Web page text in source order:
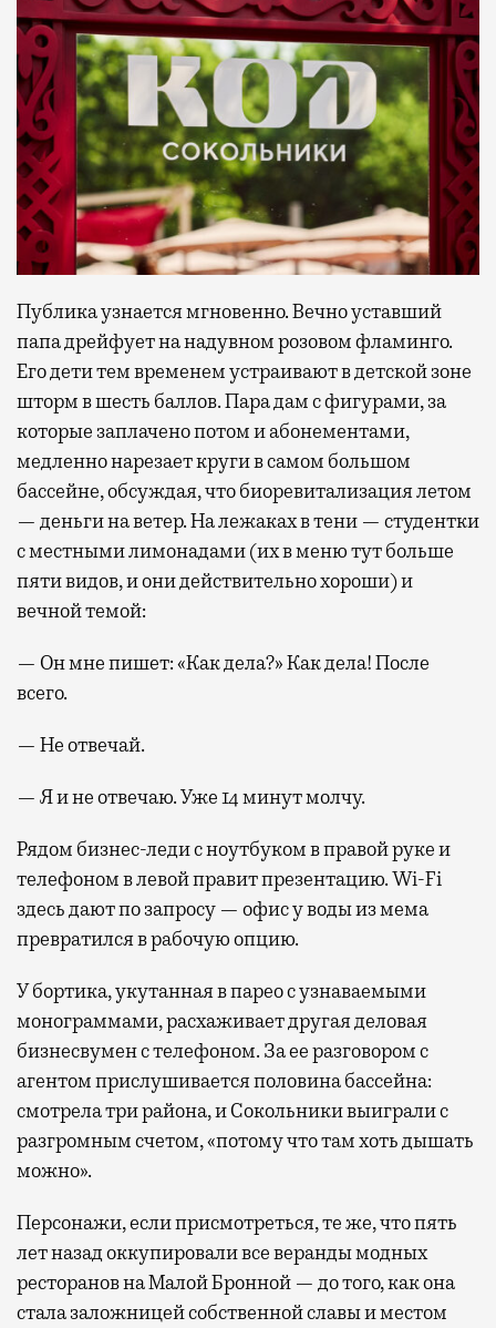
Публика узнается мгновенно. Вечно уставший
папа дрейфует на надувном розовом фламинго.
Его дети тем временем устраивают в детской зоне
шторм в шесть баллов. Пара дам с фигурами, за
которые заплачено потом и абонементами,
медленно нарезает круги в самом большом
бассейне, обсуждая, что биоревитализация летом
— деньги на ветер. На лежаках в тени — студентки
с местными лимонадами (их в меню тут больше
пяти видов, и они действительно хороши) и
вечной темой:
— Он мне пишет: «Как дела?» Как дела! После
всего.
— Не отвечай.
— Я и не отвечаю. Уже 14 минут молчу.
Рядом бизнес-леди с ноутбуком в правой руке и
телефоном в левой правит презентацию. Wi-Fi
здесь дают по запросу — офис у воды из мема
превратился в рабочую опцию.
У бортика, укутанная в парео с узнаваемыми
монограммами, расхаживает другая деловая
бизнесвумен с телефоном. За ее разговором с
агентом прислушивается половина бассейна:
смотрела три района, и Сокольники выиграли с
разгромным счетом, «потому что там хоть дышать
можно».
Персонажи, если присмотреться, те же, что пять
лет назад оккупировали все веранды модных
ресторанов на Малой Бронной — до того, как она
стала заложницей собственной славы и местом